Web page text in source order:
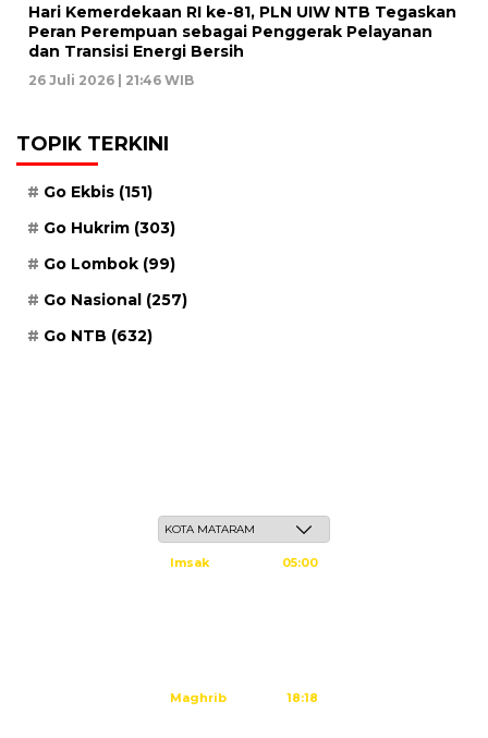
Hari Kemerdekaan RI ke-81, PLN UIW NTB Tegaskan
Peran Perempuan sebagai Penggerak Pelayanan
dan Transisi Energi Bersih
26 Juli 2026 | 21:46 WIB
TOPIK TERKINI
Go Ekbis (151)
Go Hukrim (303)
Go Lombok (99)
Go Nasional (257)
Go NTB (632)
Imsak 05:00
Maghrib 18:18